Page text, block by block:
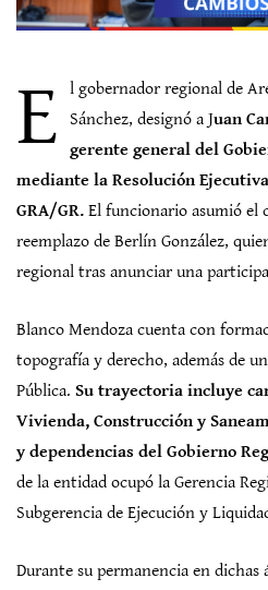
E
l gobernador regional de
Sánchez, designó a Juan
gerente general del
mediante la Resolución
GRA/GR. El funcionario asumió el
reemplazo de Berlín González,
regional tras anunciar una
Blanco Mendoza cuenta con
topografía y derecho, además de
Pública. Su trayectoria incluye
Vivienda, Construcción y
y dependencias del Gobierno
de la entidad ocupó la Gerencia
Subgerencia de Ejecución y
Durante su permanencia en